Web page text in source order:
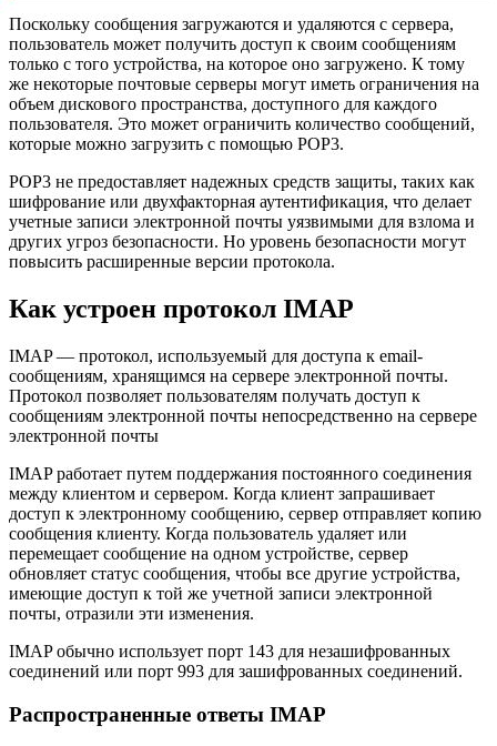
Поскольку сообщения загружаются и удаляются с сервера,
пользователь может получить доступ к своим сообщениям
только с того устройства, на которое оно загружено. К тому
же некоторые почтовые серверы могут иметь ограничения на
объем дискового пространства, доступного для каждого
пользователя. Это может ограничить количество сообщений,
которые можно загрузить с помощью POP3.
POP3 не предоставляет надежных средств защиты, таких как
шифрование или двухфакторная аутентификация, что делает
учетные записи электронной почты уязвимыми для взлома и
других угроз безопасности. Но уровень безопасности могут
повысить расширенные версии протокола.
Как устроен протокол IMAP
IMAP — протокол, используемый для доступа к email-
сообщениям, хранящимся на сервере электронной почты.
Протокол позволяет пользователям получать доступ к
сообщениям электронной почты непосредственно на сервере
электронной почты
IMAP работает путем поддержания постоянного соединения
между клиентом и сервером. Когда клиент запрашивает
доступ к электронному сообщению, сервер отправляет копию
сообщения клиенту. Когда пользователь удаляет или
перемещает сообщение на одном устройстве, сервер
обновляет статус сообщения, чтобы все другие устройства,
имеющие доступ к той же учетной записи электронной
почты, отразили эти изменения.
IMAP обычно использует порт 143 для незашифрованных
соединений или порт 993 для зашифрованных соединений.
Распространенные ответы IMAP